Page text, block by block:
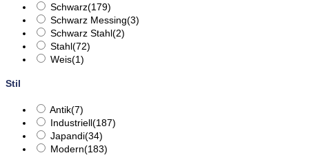
Schwarz(179)
Schwarz Messing(3)
Schwarz Stahl(2)
Stahl(72)
Weis(1)
Stil
Antik(7)
Industriell(187)
Japandi(34)
Modern(183)